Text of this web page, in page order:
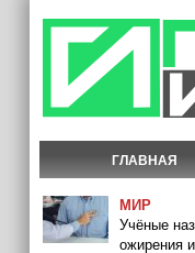
ГЛАВНАЯ
МИР
Учёные
ожирения